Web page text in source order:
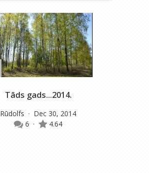
Tāds gads...2014.
Rūdolfs · Dec 30, 2014
6 · 4.64